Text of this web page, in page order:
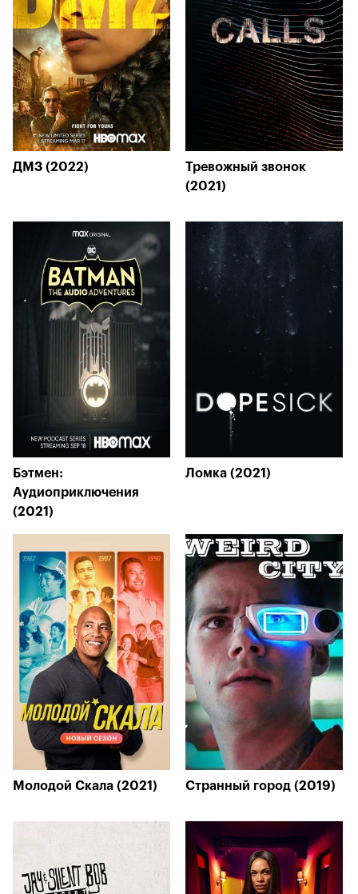
ДМЗ (2022)
Тревожный звонок
(2021)
Бэтмен:
Аудиоприключения
(2021)
Ломка (2021)
Молодой Скала (2021) Странный город (2019)